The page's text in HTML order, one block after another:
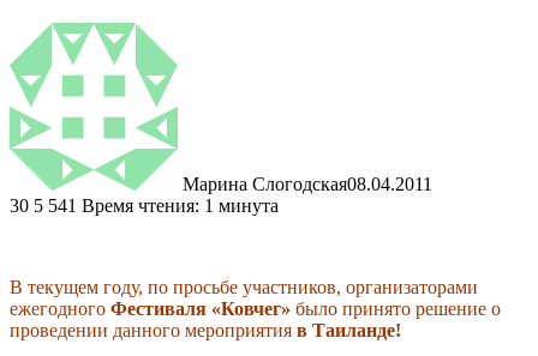
Марина Слогодская08.04.2011
30 5 541 Время чтения: 1 минута
В текущем году, по просьбе участников, организаторами
ежегодного Фестиваля «Ковчег» было принято решение о
проведении данного мероприятия в Таиланде!